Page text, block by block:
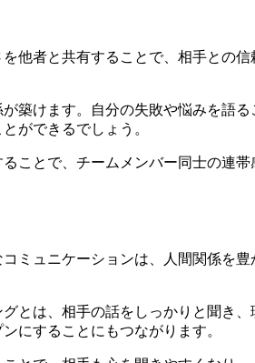
他者と共有することで、相手との
築けます。自分の失敗や悩みを語
ができるでしょう。
ことで、チームメンバー同士の連
ミュニケーションは、人間関係を
とは、相手の話をしっかりと聞き
にすることにもつながります。